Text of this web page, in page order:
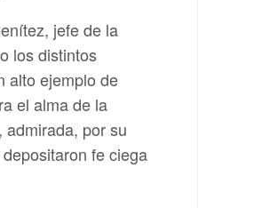
jefe de la
los distintos
alto ejemplo de
el alma de la
por su
fe ciega